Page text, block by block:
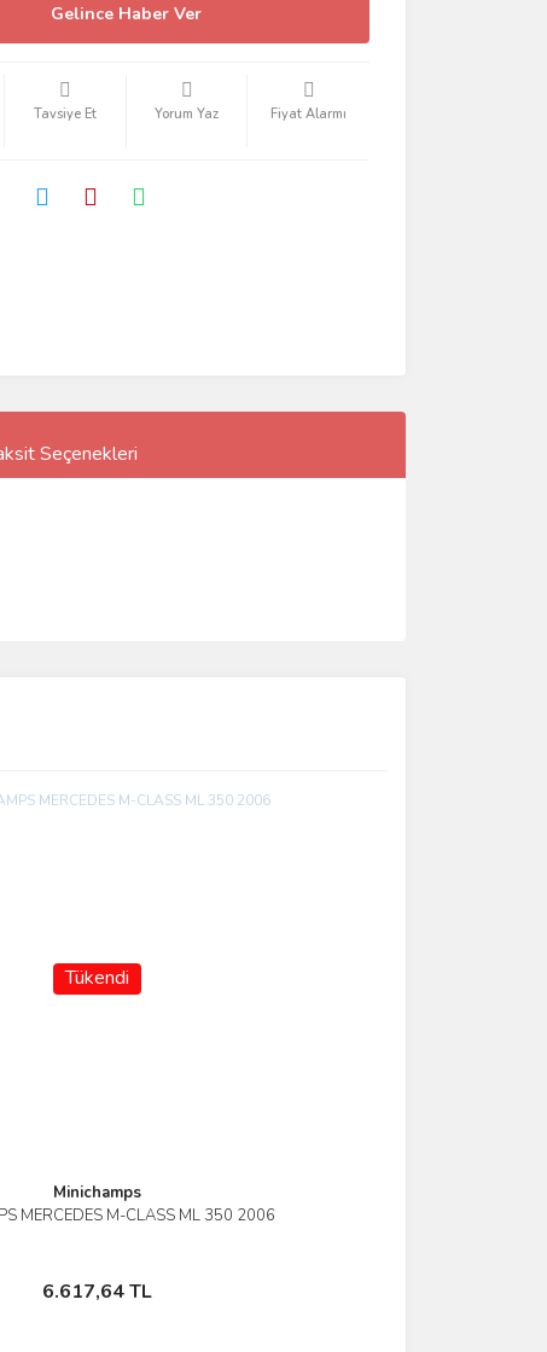
Gelince Haber Ver
Tavsiye Et Yorum Yaz Fiyat Alarmı
Seçenekleri
Tükendi
Minichamps
MERCEDES M-CLASS ML 350 2006
6.617,64 TL
İncele
Stokta Yok